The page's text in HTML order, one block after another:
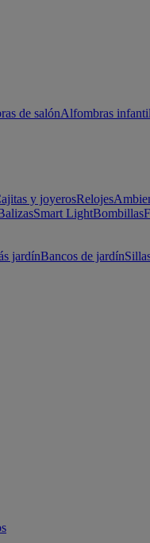
de salónAlfombras
y joyerosRelojes
Smart LightBombillas
jardínBancos de jardín